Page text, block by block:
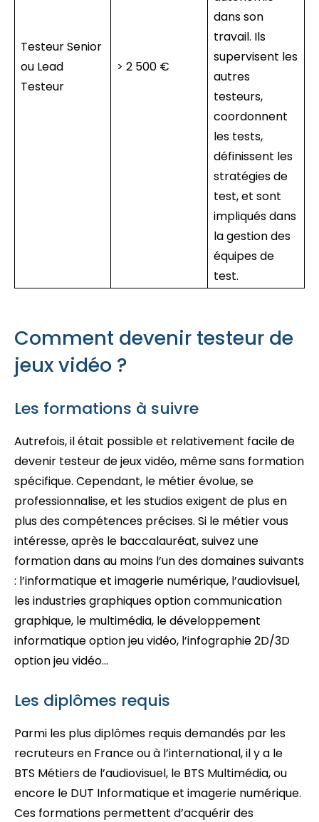
Testeur Senior
ou Lead
Testeur
> 2 500 €
dans son
travail. Ils
supervisent les
autres
testeurs,
coordonnent
les tests,
définissent les
stratégies de
test, et sont
impliqués dans
la gestion des
équipes de
test.
Comment devenir testeur de
jeux vidéo ?
Les formations à suivre
Autrefois, il était possible et relativement facile de
devenir testeur de jeux vidéo, même sans formation
spécifique. Cependant, le métier évolue, se
professionnalise, et les studios exigent de plus en
plus des compétences précises. Si le métier vous
intéresse, après le baccalauréat, suivez une
formation dans au moins l’un des domaines suivants
: l’informatique et imagerie numérique, l’audiovisuel,
les industries graphiques option communication
graphique, le multimédia, le développement
informatique option jeu vidéo, l’infographie 2D/3D
option jeu vidéo…
Les diplômes requis
Parmi les plus diplômes requis demandés par les
recruteurs en France ou à l’international, il y a le
BTS Métiers de l’audiovisuel, le BTS Multimédia, ou
encore le DUT Informatique et imagerie numérique.
Ces formations permettent d’acquérir des